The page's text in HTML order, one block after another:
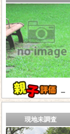
－
現地未調査